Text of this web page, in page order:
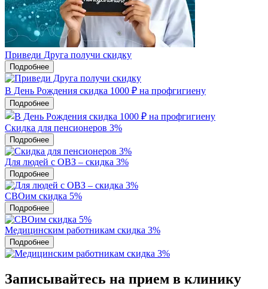
Приведи Друга получи скидку
Подробнее
В День Рождения скидка 1000 ₽ на профгигиену
Подробнее
Скидка для пенсионеров 3%
Подробнее
Для людей с ОВЗ – скидка 3%
Подробнее
СВОим скидка 5%
Подробнее
Медицинским работникам скидка 3%
Подробнее
Записывайтесь на прием в клинику